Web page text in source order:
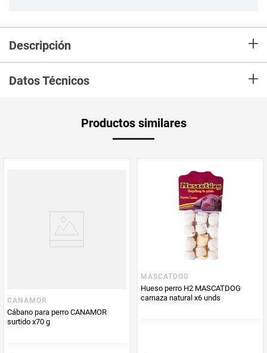
Descripción +
Datos Técnicos +
Productos similares
CANAMOR
Cábano para perro CANAMOR
surtido x70 g
MASCATDOG
Hueso perro H2 MASCATDOG
carnaza natural x6 unds